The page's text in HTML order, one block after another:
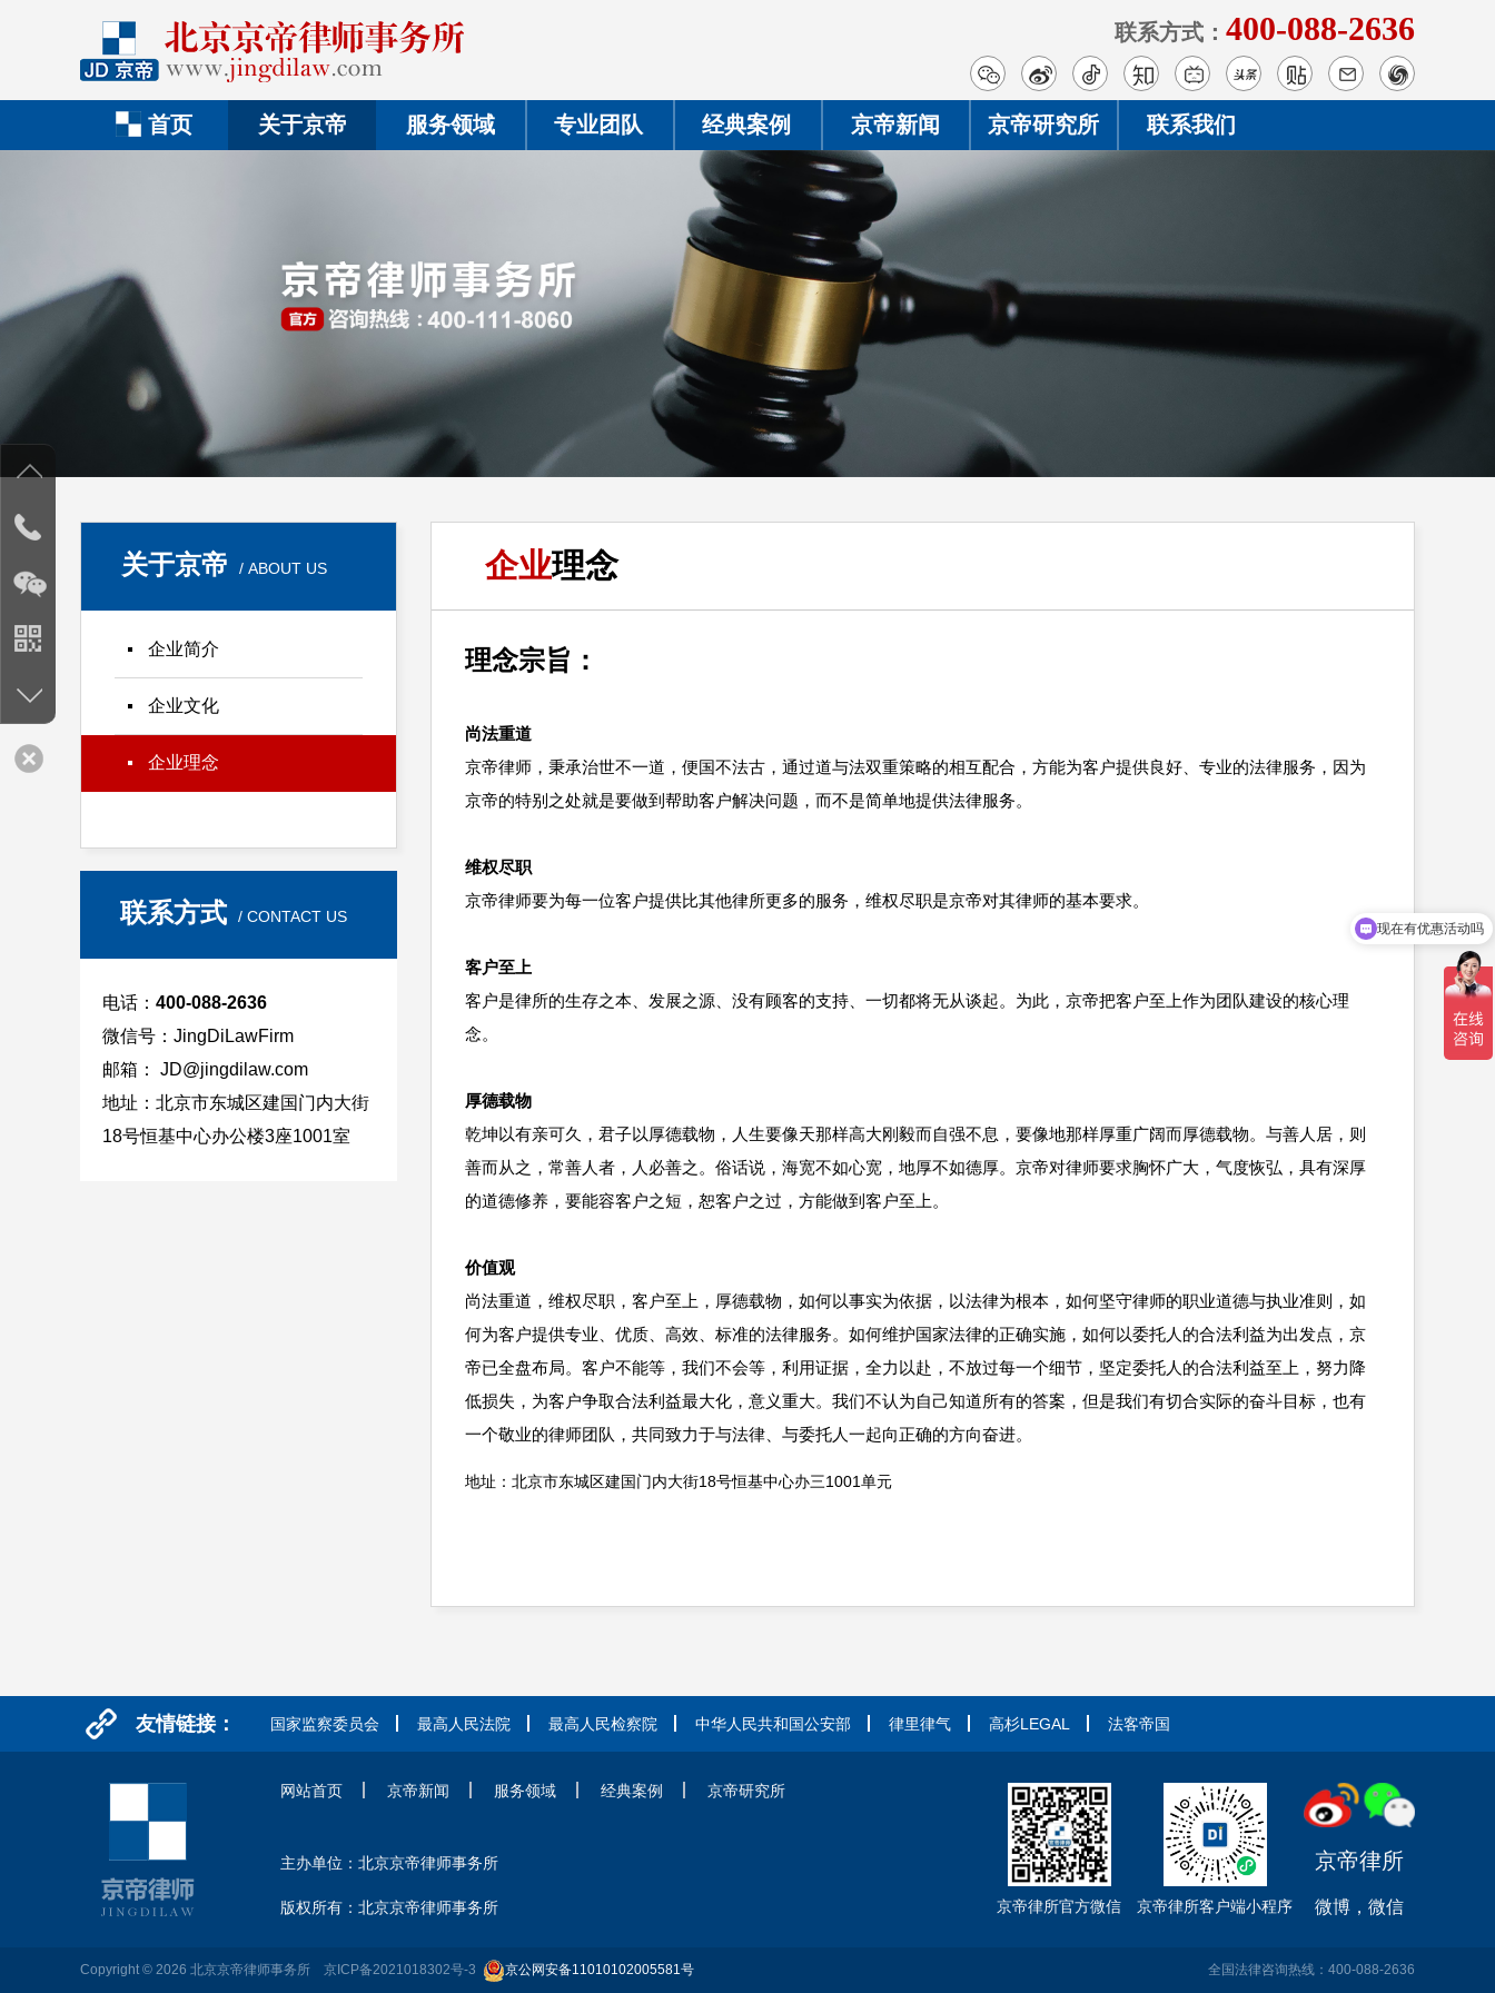
联系方式： 400-088-2636
首页 关于京帝 服务领域 专业团队 经典案例 京帝新闻 京帝研究所 联系我们
关于京帝 / ABOUT US
企业简介
企业文化
企业理念
联系方式 / CONTACT US
电话： 400-088-2636
微信号：JingDiLawFirm
邮箱： JD@jingdilaw.com
地址：北京市东城区建国门内大街
18号恒基中心办公楼3座1001室
企业理念
理念宗旨：
尚法重道
京帝律师，秉承治世不一道，便国不法古，通过道与法双重策略的相互配合，方能为客户提供良好、专业的法律服务，因为
京帝的特别之处就是要做到帮助客户解决问题，而不是简单地提供法律服务。
维权尽职
京帝律师要为每一位客户提供比其他律所更多的服务，维权尽职是京帝对其律师的基本要求。
客户至上
客户是律所的生存之本、发展之源、没有顾客的支持、一切都将无从谈起。为此，京帝把客户至上作为团队建设的核心理
念。
厚德载物
乾坤以有亲可久，君子以厚德载物，人生要像天那样高大刚毅而自强不息，要像地那样厚重广阔而厚德载物。与善人居，则
善而从之，常善人者，人必善之。俗话说，海宽不如心宽，地厚不如德厚。京帝对律师要求胸怀广大，气度恢弘，具有深厚
的道德修养，要能容客户之短，恕客户之过，方能做到客户至上。
价值观
尚法重道，维权尽职，客户至上，厚德载物，如何以事实为依据，以法律为根本，如何坚守律师的职业道德与执业准则，如
何为客户提供专业、优质、高效、标准的法律服务。如何维护国家法律的正确实施，如何以委托人的合法利益为出发点，京
帝已全盘布局。客户不能等，我们不会等，利用证据，全力以赴，不放过每一个细节，坚定委托人的合法利益至上，努力降
低损失，为客户争取合法利益最大化，意义重大。我们不认为自己知道所有的答案，但是我们有切合实际的奋斗目标，也有
一个敬业的律师团队，共同致力于与法律、与委托人一起向正确的方向奋进。
地址：北京市东城区建国门内大街18号恒基中心办三1001单元
友情链接： 国家监察委员会 最高人民法院 最高人民检察院 中华人民共和国公安部 律里律气 高杉LEGAL 法客帝国
网站首页 京帝新闻 服务领域 经典案例 京帝研究所
主办单位：北京京帝律师事务所
版权所有：北京京帝律师事务所 京帝律所官方微信 京帝律所客户端小程序
京帝律所
微博，微信
Copyright © 2026 北京京帝律师事务所 京ICP备2021018302号-3 京公网安备11010102005581号 全国法律咨询热线：400-088-2636
现在有优惠活动吗